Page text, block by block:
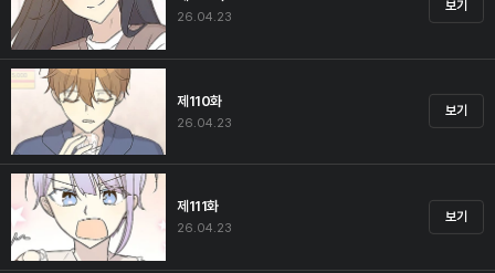
26.04.23
보기
제110화
26.04.23
보기
제111화
26.04.23
보기